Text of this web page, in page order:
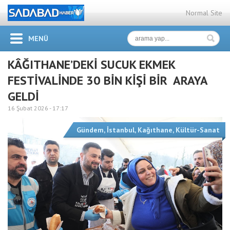
Normal Site
MENÜ
KÂĞITHANE’DEKİ SUCUK EKMEK
FESTİVALİNDE 30 BİN KİŞİ BİR ARAYA
GELDİ
16 Şubat 2026 - 17:17
Gündem, İstanbul, Kağıthane, Kültür-Sanat